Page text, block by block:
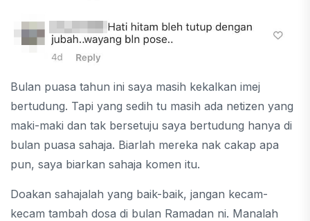
Bulan puasa tahun ini saya masih kekalkan imej
bertudung. Tapi yang sedih tu masih ada netizen yang
maki-maki dan tak bersetuju saya bertudung hanya di
bulan puasa sahaja. Biarlah mereka nak cakap apa
pun, saya biarkan sahaja komen itu.
Doakan sahajalah yang baik-baik, jangan kecam-
kecam tambah dosa di bulan Ramadan ni. Manalah